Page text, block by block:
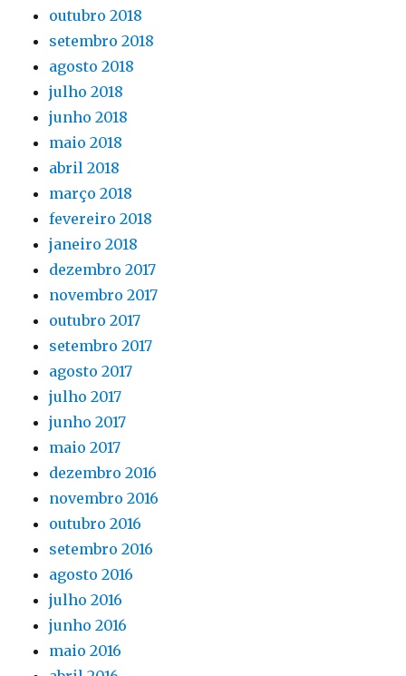
outubro 2018
setembro 2018
agosto 2018
julho 2018
junho 2018
maio 2018
abril 2018
março 2018
fevereiro 2018
janeiro 2018
dezembro 2017
novembro 2017
outubro 2017
setembro 2017
agosto 2017
julho 2017
junho 2017
maio 2017
dezembro 2016
novembro 2016
outubro 2016
setembro 2016
agosto 2016
julho 2016
junho 2016
maio 2016